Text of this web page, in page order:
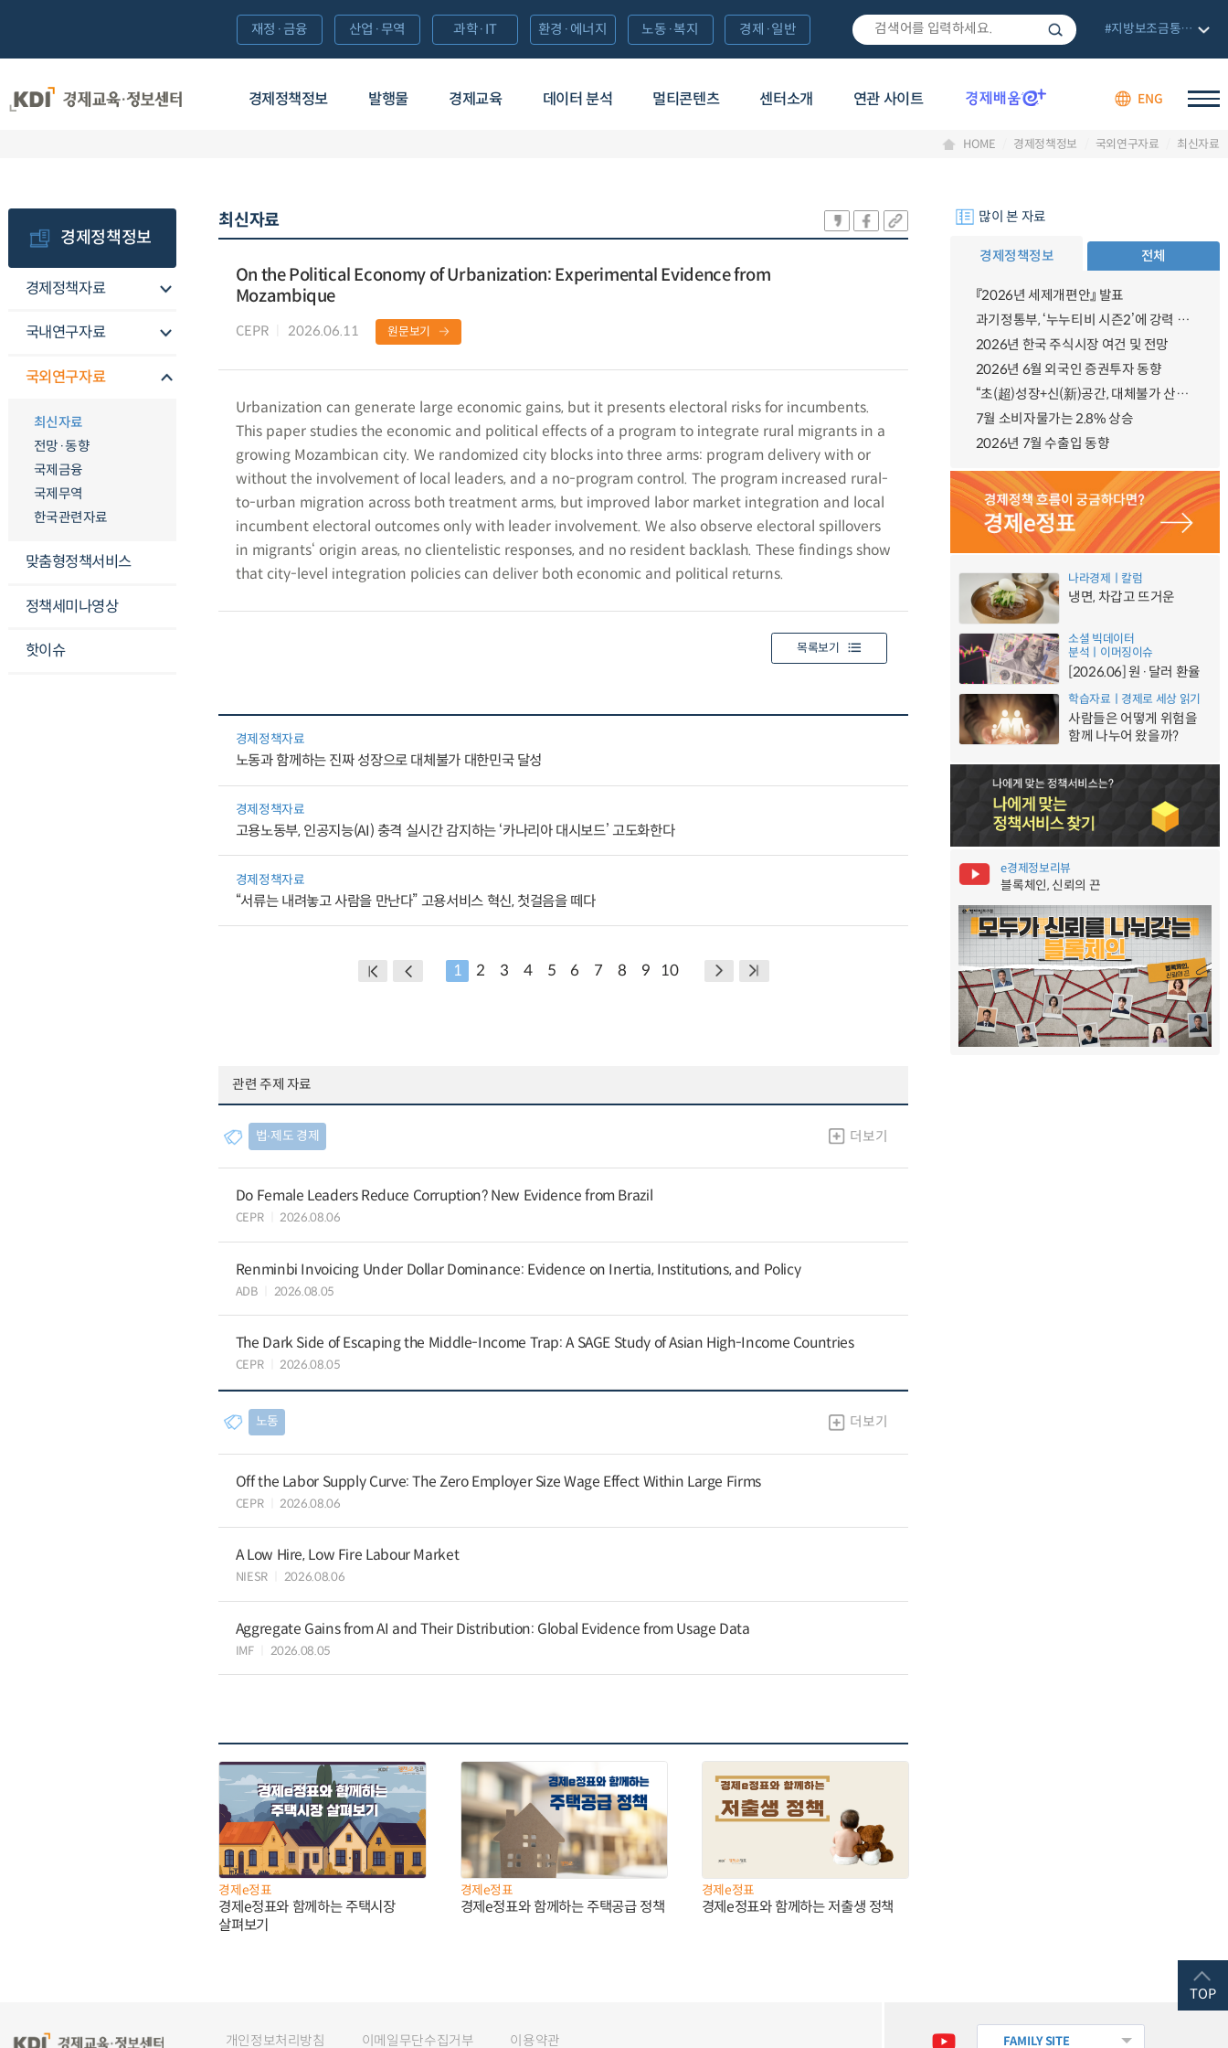
경제정책정보 발행물 경제교육 데이터 분석 멀티콘텐츠 센터소개 연관 사이트 ENG
재정·금융 산업·무역 과학·IT 환경·에너지 노동·복지 경제·일반 #지방보조금통합관리망
HOME 경제정책정보 국외연구자료 최신자료
경제정책정보
경제정책자료
국내연구자료
국외연구자료
최신자료
전망·동향
국제금융
국제무역
한국관련자료
맞춤형정책서비스
정책세미나영상
핫이슈
최신자료
On the Political Economy of Urbanization: Experimental Evidence from
Mozambique
CEPR 2026.06.11 원문보기
Urbanization can generate large economic gains, but it presents electoral risks for incumbents.
This paper studies the economic and political effects of a program to integrate rural migrants in a
growing Mozambican city. We randomized city blocks into three arms: program delivery with or
without the involvement of local leaders, and a no-program control. The program increased rural-
to-urban migration across both treatment arms, but improved labor market integration and local
incumbent electoral outcomes only with leader involvement. We also observe electoral spillovers
in migrants‘ origin areas, no clientelistic responses, and no resident backlash. These findings show
that city-level integration policies can deliver both economic and political returns.
목록보기
경제정책자료
노동과 함께하는 진짜 성장으로 대체불가 대한민국 달성
경제정책자료
고용노동부, 인공지능(AI) 충격 실시간 감지하는 ‘카나리아 대시보드’ 고도화한다
경제정책자료
“서류는 내려놓고 사람을 만난다” 고용서비스 혁신, 첫걸음을 떼다
1 2 3 4 5 6 7 8 9 10
관련 주제 자료
법∙제도 경제 더보기
Do Female Leaders Reduce Corruption? New Evidence from Brazil
CEPR 2026.08.06
Renminbi Invoicing Under Dollar Dominance: Evidence on Inertia, Institutions, and Policy
ADB 2026.08.05
The Dark Side of Escaping the Middle-Income Trap: A SAGE Study of Asian High-Income Countries
CEPR 2026.08.05
노동 더보기
Off the Labor Supply Curve: The Zero Employer Size Wage Effect Within Large Firms
CEPR 2026.08.06
A Low Hire, Low Fire Labour Market
NIESR 2026.08.06
Aggregate Gains from AI and Their Distribution: Global Evidence from Usage Data
IMF 2026.08.05
경제e정표
경제e정표와 함께하는 주택시장
살펴보기
경제e정표
경제e정표와 함께하는 주택공급 정책
경제e정표
경제e정표와 함께하는 저출생 정책
많이 본 자료
경제정책정보 전체
『2026년 세제개편안』 발표
과기정통부, ‘누누티비 시즌2’에 강력 대응 의지 밝혀
2026년 한국 주식시장 여건 및 전망
2026년 6월 외국인 증권투자 동향
“초(超)성장+신(新)공간, 대체불가 산업강국”
7월 소비자물가는 2.8% 상승
2026년 7월 수출입 동향
나라경제ㅣ칼럼
냉면, 차갑고 뜨거운
소셜 빅데이터
분석ㅣ이머징이슈
[2026.06] 원·달러 환율
학습자료ㅣ경제로 세상 읽기
사람들은 어떻게 위험을
함께 나누어 왔을까?
e경제정보리뷰
블록체인, 신뢰의 끈
FAMILY SITE
개인정보처리방침 이메일무단수집거부 이용약관
TOP